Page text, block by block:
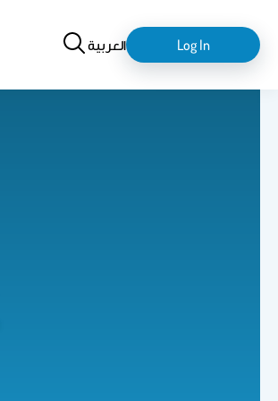
Searchالعربيةlogin-
logout
Log In